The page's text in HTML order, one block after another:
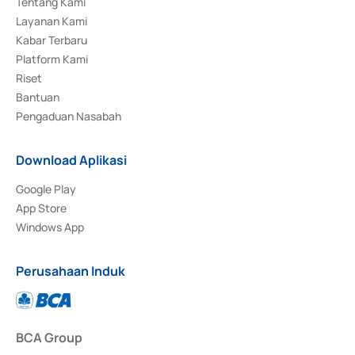
Layanan Kami
Kabar Terbaru
Platform Kami
Riset
Bantuan
Pengaduan Nasabah
Download Aplikasi
Google Play
App Store
Windows App
Perusahaan Induk
BCA Group